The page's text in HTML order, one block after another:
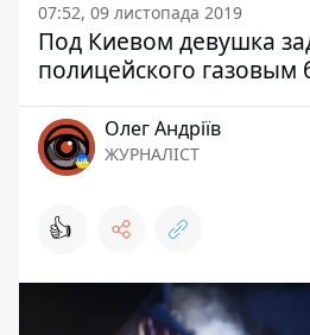
07:52, 09 листопада 2019
Под Киевом девушка
полицейского газовым
Олег Андріїв
ЖУРНАЛІСТ
👍